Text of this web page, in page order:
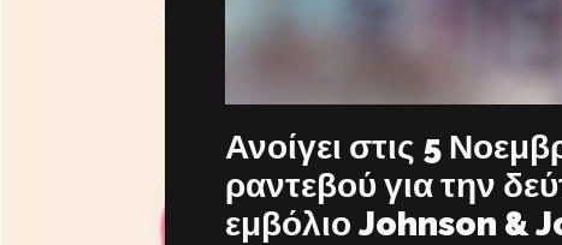
Ανοίγει στις 5
ραντεβού για την
εμβόλιο Johnson &